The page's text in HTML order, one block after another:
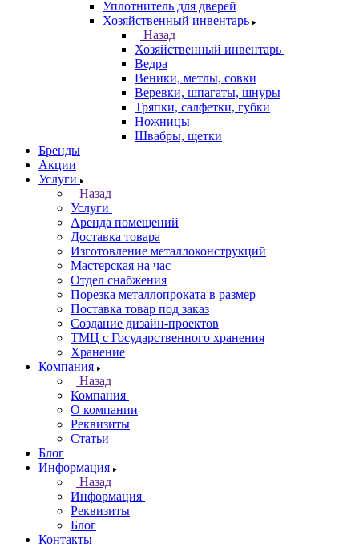
Уплотнитель для дверей
Хозяйственный инвентарь
Назад
Хозяйственный инвентарь
Ведра
Веники, метлы, совки
Веревки, шпагаты, шнуры
Тряпки, салфетки, губки
Ножницы
Швабры, щетки
Бренды
Акции
Услуги
Назад
Услуги
Аренда помещений
Доставка товара
Изготовление металлоконструкций
Мастерская на час
Отдел снабжения
Порезка металлопроката в размер
Поставка товар под заказ
Создание дизайн-проектов
ТМЦ с Государственного хранения
Хранение
Компания
Назад
Компания
О компании
Реквизиты
Статьи
Блог
Информация
Назад
Информация
Реквизиты
Блог
Контакты